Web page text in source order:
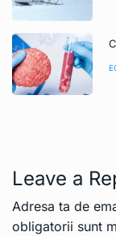
Leave a
Adresa ta de
obligatorii sunt